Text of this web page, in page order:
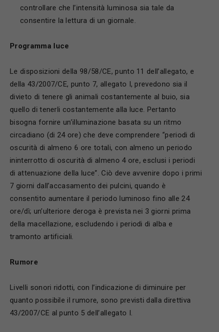
controllare che l’intensità luminosa sia tale da
consentire la lettura di un giornale.
Programma luce
Le disposizioni della 98/58/CE, punto 11 dell’allegato, e
della 43/2007/CE, punto 7, allegato I, prevedono sia il
divieto di tenere gli animali costantemente al buio, sia
quello di tenerli costantemente alla luce. Pertanto
bisogna fornire un’illuminazione basata su un ritmo
circadiano (di 24 ore) che deve comprendere “periodi di
oscurità di almeno 6 ore totali, con almeno un periodo
ininterrotto di oscurità di almeno 4 ore, esclusi i periodi
di attenuazione della luce”. Ciò deve avvenire dopo i primi
7 giorni dall’accasamento dei pulcini, quando è
consentito aumentare il periodo luminoso fino alle 24
ore/dì; un’ulteriore deroga è prevista nei 3 giorni prima
della macellazione, escludendo i periodi di alba e
tramonto artificiali.
Rumore
Livelli sonori ridotti, con l’indicazione di diminuire per
quanto possibile il rumore, sono previsti dalla direttiva
43/2007/CE al punto 5 dell’allegato I.